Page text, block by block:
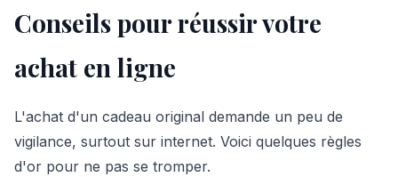
Conseils pour réussir votre
achat en ligne
L'achat d'un cadeau original demande un peu de
vigilance, surtout sur internet. Voici quelques règles
d'or pour ne pas se tromper.